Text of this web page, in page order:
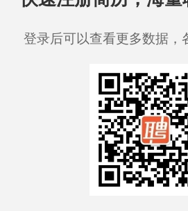
登录后可以查看更多数据，